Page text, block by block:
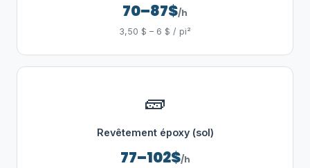
70–87$/h
3,50 $ – 6 $ / pi²
🧱
Revêtement époxy (sol)
77–102$/h